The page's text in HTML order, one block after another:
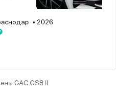
2026
GAC GS8 II